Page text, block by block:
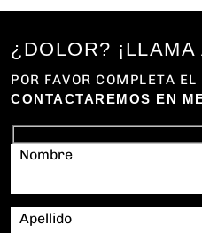
¿DOLOR?
POR FAVOR COMPLETA
CONTACTAREMOS EN
Nombre
Apellido